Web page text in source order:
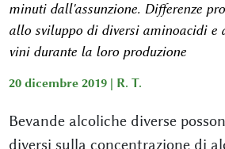
minuti dall'assunzione. Differenze
allo sviluppo di diversi aminoacidi e
vini durante la loro produzione
20 dicembre 2019 | R. T.
Bevande alcoliche diverse
diversi sulla concentrazione di